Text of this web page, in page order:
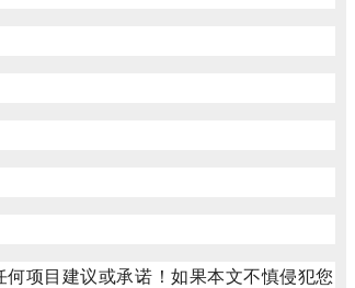
项目建议或承诺！如果本文不慎侵犯您